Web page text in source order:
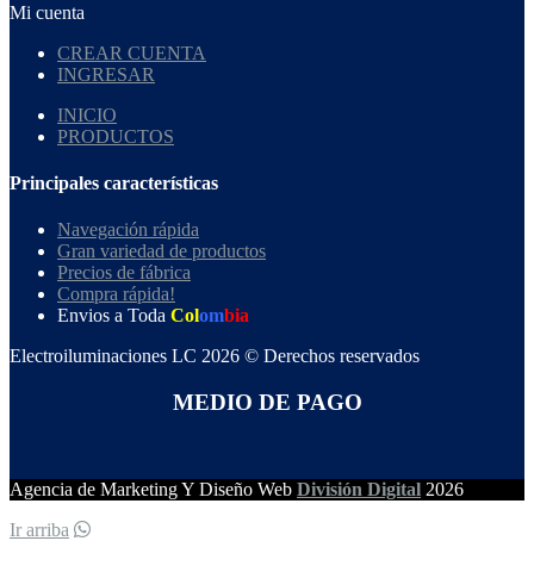
Mi cuenta
CREAR CUENTA
INGRESAR
INICIO
PRODUCTOS
Principales características
Navegación rápida
Gran variedad de productos
Precios de fábrica
Compra rápida!
Envios a Toda Colombia
Electroiluminaciones LC 2026 © Derechos reservados
MEDIO DE PAGO
Agencia de Marketing Y Diseño Web División Digital 2026
Ir arriba